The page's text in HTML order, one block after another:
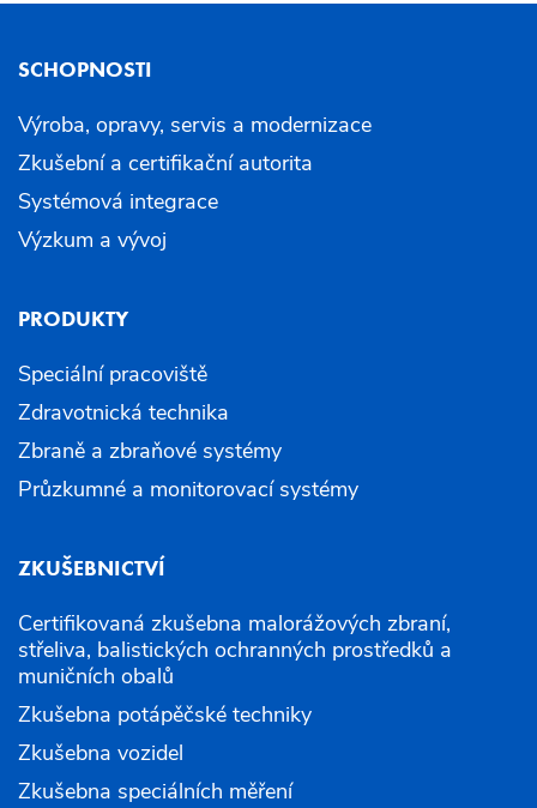
SCHOPNOSTI
Výroba, opravy, servis a modernizace
Zkušební a certifikační autorita
Systémová integrace
Výzkum a vývoj
PRODUKTY
Speciální pracoviště
Zdravotnická technika
Zbraně a zbraňové systémy
Průzkumné a monitorovací systémy
ZKUŠEBNICTVÍ
Certifikovaná zkušebna malorážových zbraní,
střeliva, balistických ochranných prostředků a
muničních obalů
Zkušebna potápěčské techniky
Zkušebna vozidel
Zkušebna speciálních měření